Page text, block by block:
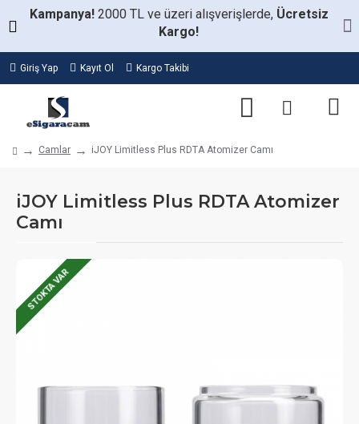
Kampanya! 2000 TL ve üzeri alışverişlerde, Ücretsiz
Kargo!
Giriş Yap Kayıt Ol Kargo Takibi
Camlar iJOY Limitless Plus RDTA Atomizer Camı
iJOY Limitless Plus RDTA Atomizer
Camı
STOKTA VAR